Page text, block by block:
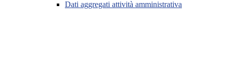
Dati aggregati attività amministrativa